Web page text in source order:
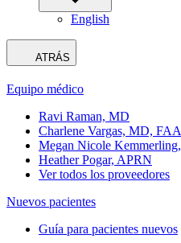
English
ATRÁS
Equipo médico
Ravi Raman, MD
Charlene Vargas, MD,
Megan Nicole
Heather Pogar, APRN
Ver todos los proveedores
Nuevos pacientes
Guía para pacientes nuevos